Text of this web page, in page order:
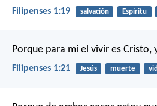
Filipenses 1:19 salvación Espíritu
Porque para mí el vivir es Cristo,
Filipenses 1:21 Jesús muerte